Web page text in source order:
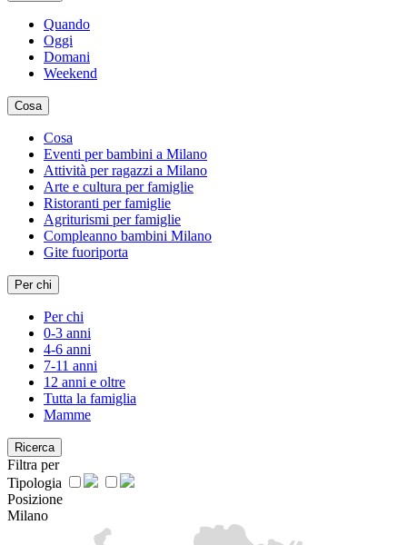
Quando
Oggi
Domani
Weekend
Cosa
Cosa
Eventi per bambini a Milano
Attività per ragazzi a Milano
Arte e cultura per famiglie
Ristoranti per famiglie
Agriturismi per famiglie
Compleanno bambini Milano
Gite fuoriporta
Per chi
Per chi
0-3 anni
4-6 anni
7-11 anni
12 anni e oltre
Tutta la famiglia
Mamme
Ricerca
Filtra per
Tipologia
Posizione
Milano